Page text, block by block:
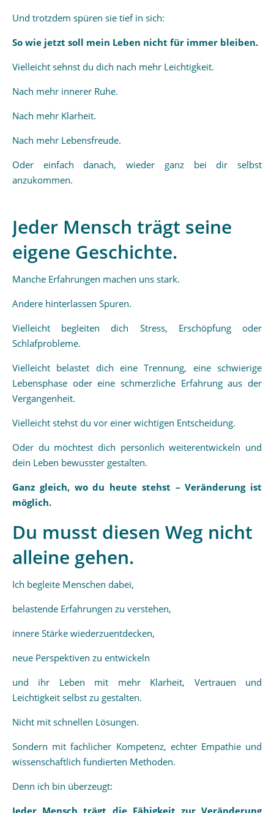
Und trotzdem spüren sie tief in sich:
So wie jetzt soll mein Leben nicht für immer bleiben.
Vielleicht sehnst du dich nach mehr Leichtigkeit.
Nach mehr innerer Ruhe.
Nach mehr Klarheit.
Nach mehr Lebensfreude.
Oder einfach danach, wieder ganz bei dir selbst
anzukommen.
Jeder Mensch trägt seine
eigene Geschichte.
Manche Erfahrungen machen uns stark.
Andere hinterlassen Spuren.
Vielleicht begleiten dich Stress, Erschöpfung oder
Schlafprobleme.
Vielleicht belastet dich eine Trennung, eine schwierige
Lebensphase oder eine schmerzliche Erfahrung aus der
Vergangenheit.
Vielleicht stehst du vor einer wichtigen Entscheidung.
Oder du möchtest dich persönlich weiterentwickeln und
dein Leben bewusster gestalten.
Ganz gleich, wo du heute stehst – Veränderung ist
möglich.
Du musst diesen Weg nicht
alleine gehen.
Ich begleite Menschen dabei,
belastende Erfahrungen zu verstehen,
innere Stärke wiederzuentdecken,
neue Perspektiven zu entwickeln
und ihr Leben mit mehr Klarheit, Vertrauen und
Leichtigkeit selbst zu gestalten.
Nicht mit schnellen Lösungen.
Sondern mit fachlicher Kompetenz, echter Empathie und
wissenschaftlich fundierten Methoden.
Denn ich bin überzeugt:
Jeder Mensch trägt die Fähigkeit zur Veränderung